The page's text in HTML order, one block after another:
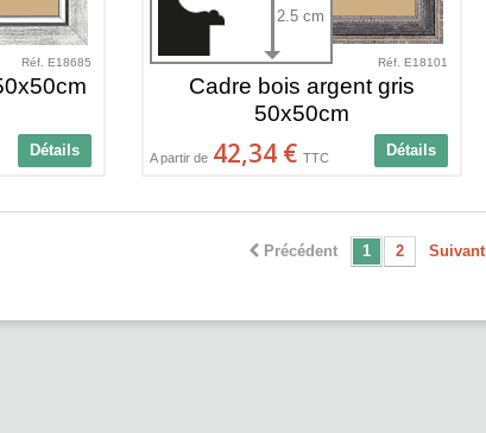
Réf. E18685
Détails
2.5 cm
Réf. E18101
Cadre bois argent gris
50x50cm
Détails
A partir de 42,34 € TTC
Précédent 1 2 Suivant